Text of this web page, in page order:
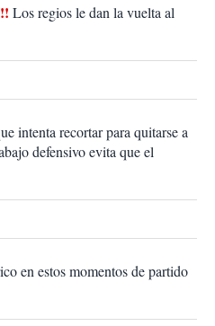
Los regios le dan la vuelta al
intenta recortar para quitarse a
defensivo evita que el
en estos momentos de partido